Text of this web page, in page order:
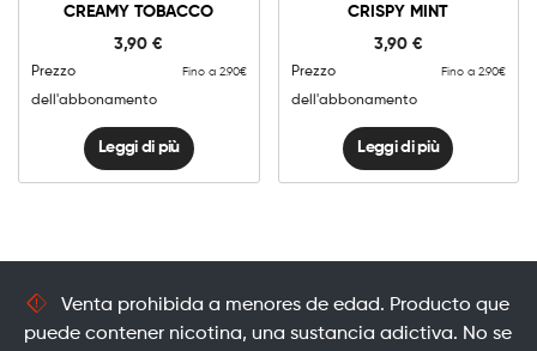
CREAMY TOBACCO
3,90€
Prezzo
dell'abbonamento
Fino a 2.90€
Leggi di più
CRISPY MINT
3,90 €
Prezzo
dell'abbonamento
Fino a 2.90€
Leggi di più
Venta prohibida a menores de edad. Producto que
puede contener nicotina, una sustancia adictiva. No se